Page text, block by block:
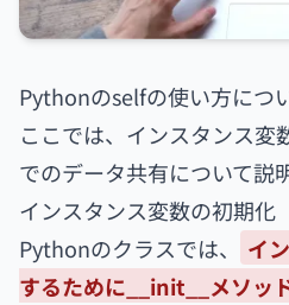
Pythonのselfの使い方につ
ここでは、インスタンス変
でのデータ共有について説
インスタンス変数の初期化
Pythonのクラスでは、
イ
するために__init__メソッ